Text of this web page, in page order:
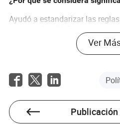
Ayudó a estandarizar las
¿Quiénes eran los Wanderers?
Los Wanderers eran un club
que dominó los primeros años
¿Hubo algún profesional en la
Ver